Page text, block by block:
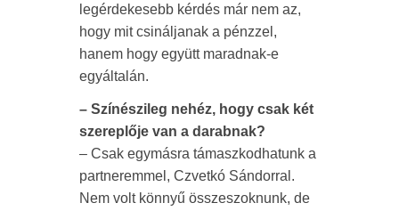
legérdekesebb kérdés már nem az,
hogy mit csináljanak a pénzzel,
hanem hogy együtt maradnak-e
egyáltalán.
– Színészileg nehéz, hogy csak két
szereplője van a darabnak?
– Csak egymásra támaszkodhatunk a
partneremmel, Czvetkó Sándorral.
Nem volt könnyű összeszoknunk, de